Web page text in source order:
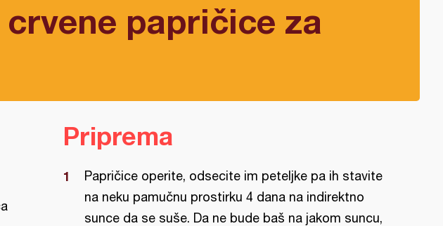
papričice za
Priprema
Papričice operite, odsecite im peteljke pa ih stavite
na neku pamučnu prostirku 4 dana na indirektno
sunce da se suše. Da ne bude baš na jakom suncu,